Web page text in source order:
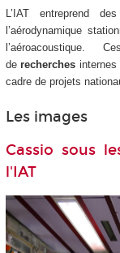
L’IAT entreprend
l’aérodynamique
derecherches
cadre de projets
Les images
Cassio sous
l'IAT